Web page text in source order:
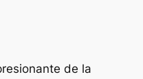
de la